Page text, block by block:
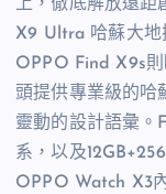
上，徹底解放遠距
X9 Ultra 哈蘇大地
OPPO Find X9s
頭提供專業級的哈
靈動的設計語彙。
系，以及
OPPO Watch X3